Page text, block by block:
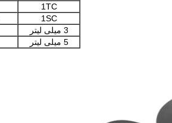
1TC
1SC
3 میلی لیتر
5 میلی لیتر